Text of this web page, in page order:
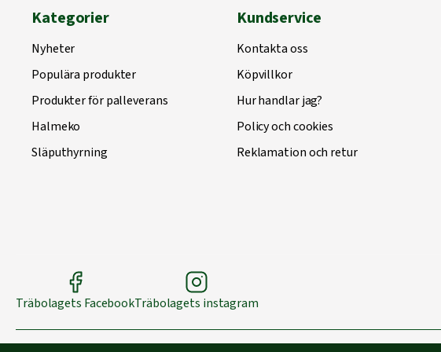
Kategorier
Nyheter
Populära produkter
Produkter för palleverans
Halmeko
Släputhyrning
Kundservice
Kontakta oss
Köpvillkor
Hur handlar jag?
Policy och cookies
Reklamation och retur
Träbolagets FacebookTräbolagets instagram